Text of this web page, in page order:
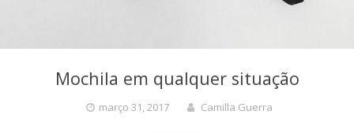
Mochila em qualquer situação
março 31, 2017 Camilla Guerra